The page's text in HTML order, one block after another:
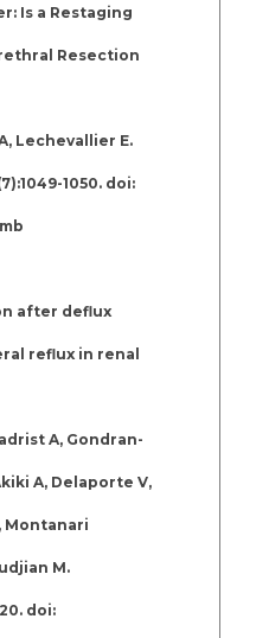
Is a Restaging
Resection
Lechevallier E.
1050. doi:
after deflux
reflux in renal
A, Gondran-
A, Delaporte V,
Montanari
M.
doi: